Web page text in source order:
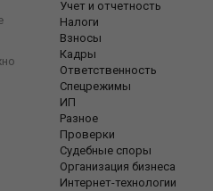
Учет и отчетность
Налоги
Взносы
Кадры
Ответственность
Спецрежимы
ИП
Разное
Проверки
Судебные споры
Организация бизнеса
Интернет-технологии